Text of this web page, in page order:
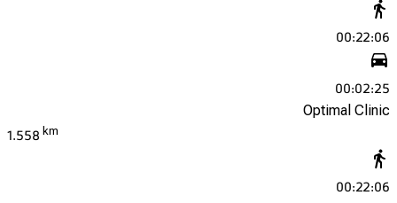
00:22:06
00:02:25
Optimal Clinic
1.558 km
00:22:06